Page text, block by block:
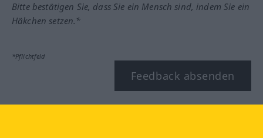
Bitte bestätigen Sie, dass Sie ein Mensch sind, indem Sie ein
Häkchen setzen.*
*Pflichtfeld
Feedback absenden